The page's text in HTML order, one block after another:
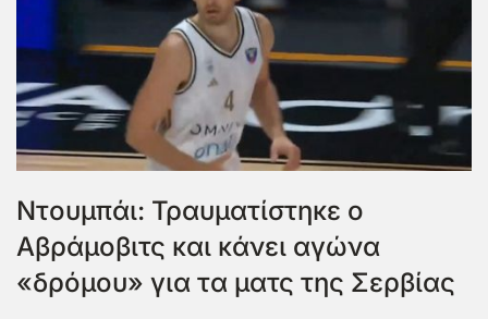
Ντουμπάι: Τραυματίστηκε ο
Αβράμοβιτς και κάνει αγώνα
«δρόμου» για τα ματς της Σερβίας